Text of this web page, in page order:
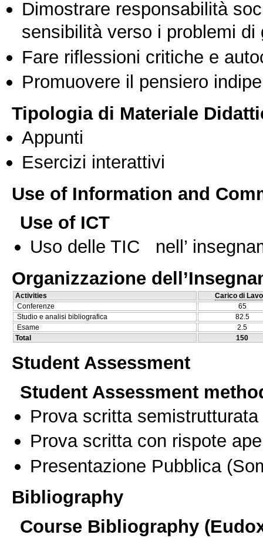
Dimostrare responsabilità
sensibilità verso i problemi di
Fare riflessioni critiche e
Promuovere il pensiero
Tipologia di Materiale
Appunti
Esercizi interattivi
Use of Information and
Use of ICT
Uso delle TIC nell’
Organizzazione
Activities
Carico di
Conferenze
65
Studio e analisi bibliografica
82.5
Esame
2.5
Total
150
Student Assessment
Student Assessment
Prova scritta
Prova scritta con rispote
Presentazione Pubblica
Bibliography
Course Bibliography